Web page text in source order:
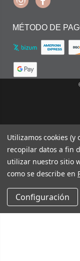
InstagramFacebook
MÉTODO DE
Utilizamos cookies
recopilar datos a fin
utilizar nuestro sitio
como se describe en
Configuración